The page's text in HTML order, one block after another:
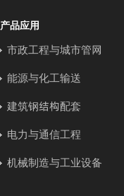
产品应用
市政工程与城市管网
能源与化工输送
建筑钢结构配套
电力与通信工程
机械制造与工业设备